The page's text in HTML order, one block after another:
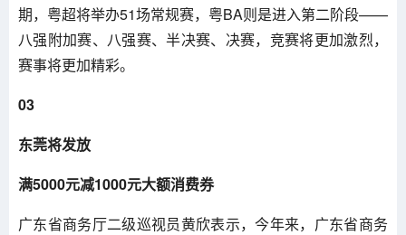
期，粤超将举办51场常规赛，粤BA则是进入第二阶段——
八强附加赛、八强赛、半决赛、决赛，竞赛将更加激烈，
赛事将更加精彩。
03
东莞将发放
满5000元减1000元大额消费券
广东省商务厅二级巡视员黄欣表示，今年来，广东省商务